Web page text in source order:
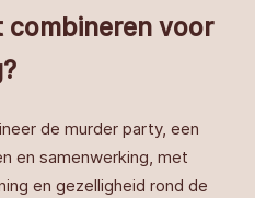
combineren voor
de murder party, een
en samenwerking, met
en gezelligheid rond de